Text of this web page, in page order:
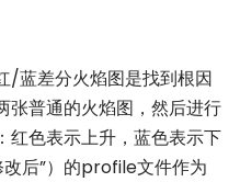
/蓝差分火焰图是找到根因
张普通的火焰图，然后进行
红色表示上升，蓝色表示下
后”）的profile文件作为